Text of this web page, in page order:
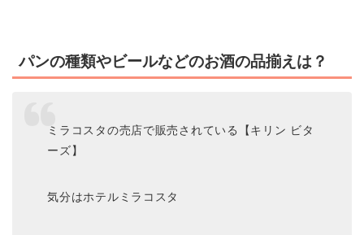
パンの種類やビールなどのお酒の品揃えは？
ミラコスタの売店で販売されている【キリン ビタ
ーズ】
気分はホテルミラコスタ